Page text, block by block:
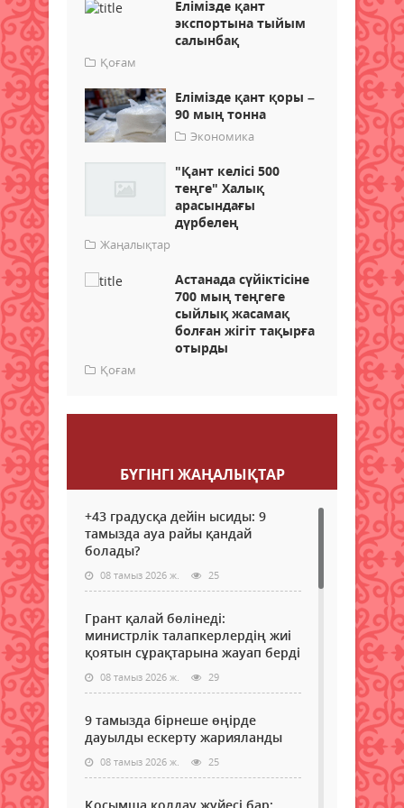
Елімізде қант
экспортына тыйым
салынбақ
Қоғам
Елімізде қант қоры –
90 мың тонна
Экономика
"Қант келісі 500
теңге" Халық
арасындағы
дүрбелең
Жаңалықтар
Астанада сүйіктісіне
700 мың теңгеге
сыйлық жасамақ
болған жігіт тақырға
отырды
Қоғам
БҮГІНГI ЖАҢАЛЫҚТАР
+43 градусқа дейін ысиды: 9
тамызда ауа райы қандай
болады?
08 тамыз 2026 ж. 25
Грант қалай бөлінеді:
министрлік талапкерлердің жиі
қоятын сұрақтарына жауап берді
08 тамыз 2026 ж. 29
9 тамызда бірнеше өңірде
дауылды ескерту жарияланды
08 тамыз 2026 ж. 25